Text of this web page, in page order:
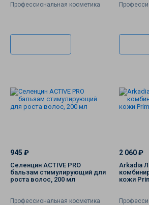
Профессиональная косметика
945 ₽
Селенцин ACTIVE PRO
бальзам стимулирующий для
роста волос, 200 мл
Профессиональная косметика
2 060 ₽
Arkadia
кожи